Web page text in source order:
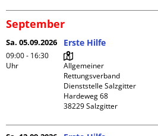
September
Sa. 05.09.2026
09:00 - 16:30
Uhr
Erste Hilfe
Allgemeiner
Rettungsverband
Dienststelle Salzgitter
Hardeweg 68